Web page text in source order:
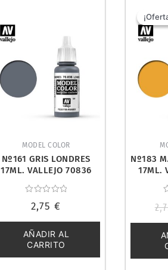
MODEL COLOR
Nº161 GRIS LONDRES
17ML. VALLEJO 70836
con
de
5
2,75€
AÑADIR AL
CARRITO
Nº183
17ML.
5